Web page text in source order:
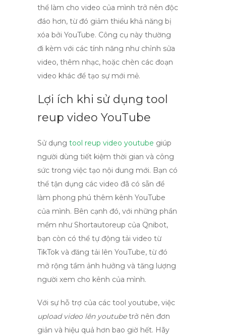
thể làm cho video của mình trở nên độc
đáo hơn, từ đó giảm thiểu khả năng bị
xóa bởi YouTube. Công cụ này thường
đi kèm với các tính năng như chỉnh sửa
video, thêm nhạc, hoặc chèn các đoạn
video khác để tạo sự mới mẻ.
Lợi ích khi sử dụng tool
reup video YouTube
Sử dụng tool reup video youtube giúp
người dùng tiết kiệm thời gian và công
sức trong việc tạo nội dung mới. Bạn có
thể tận dụng các video đã có sẵn để
làm phong phú thêm kênh YouTube
của mình. Bên cạnh đó, với những phần
mềm như Shortautoreup của Qnibot,
bạn còn có thể tự động tải video từ
TikTok và đăng tải lên YouTube, từ đó
mở rộng tầm ảnh hưởng và tăng lượng
người xem cho kênh của mình.
Với sự hỗ trợ của các tool youtube, việc
upload video lên youtubetrở nên đơn
giản và hiệu quả hơn bao giờ hết. Hãy